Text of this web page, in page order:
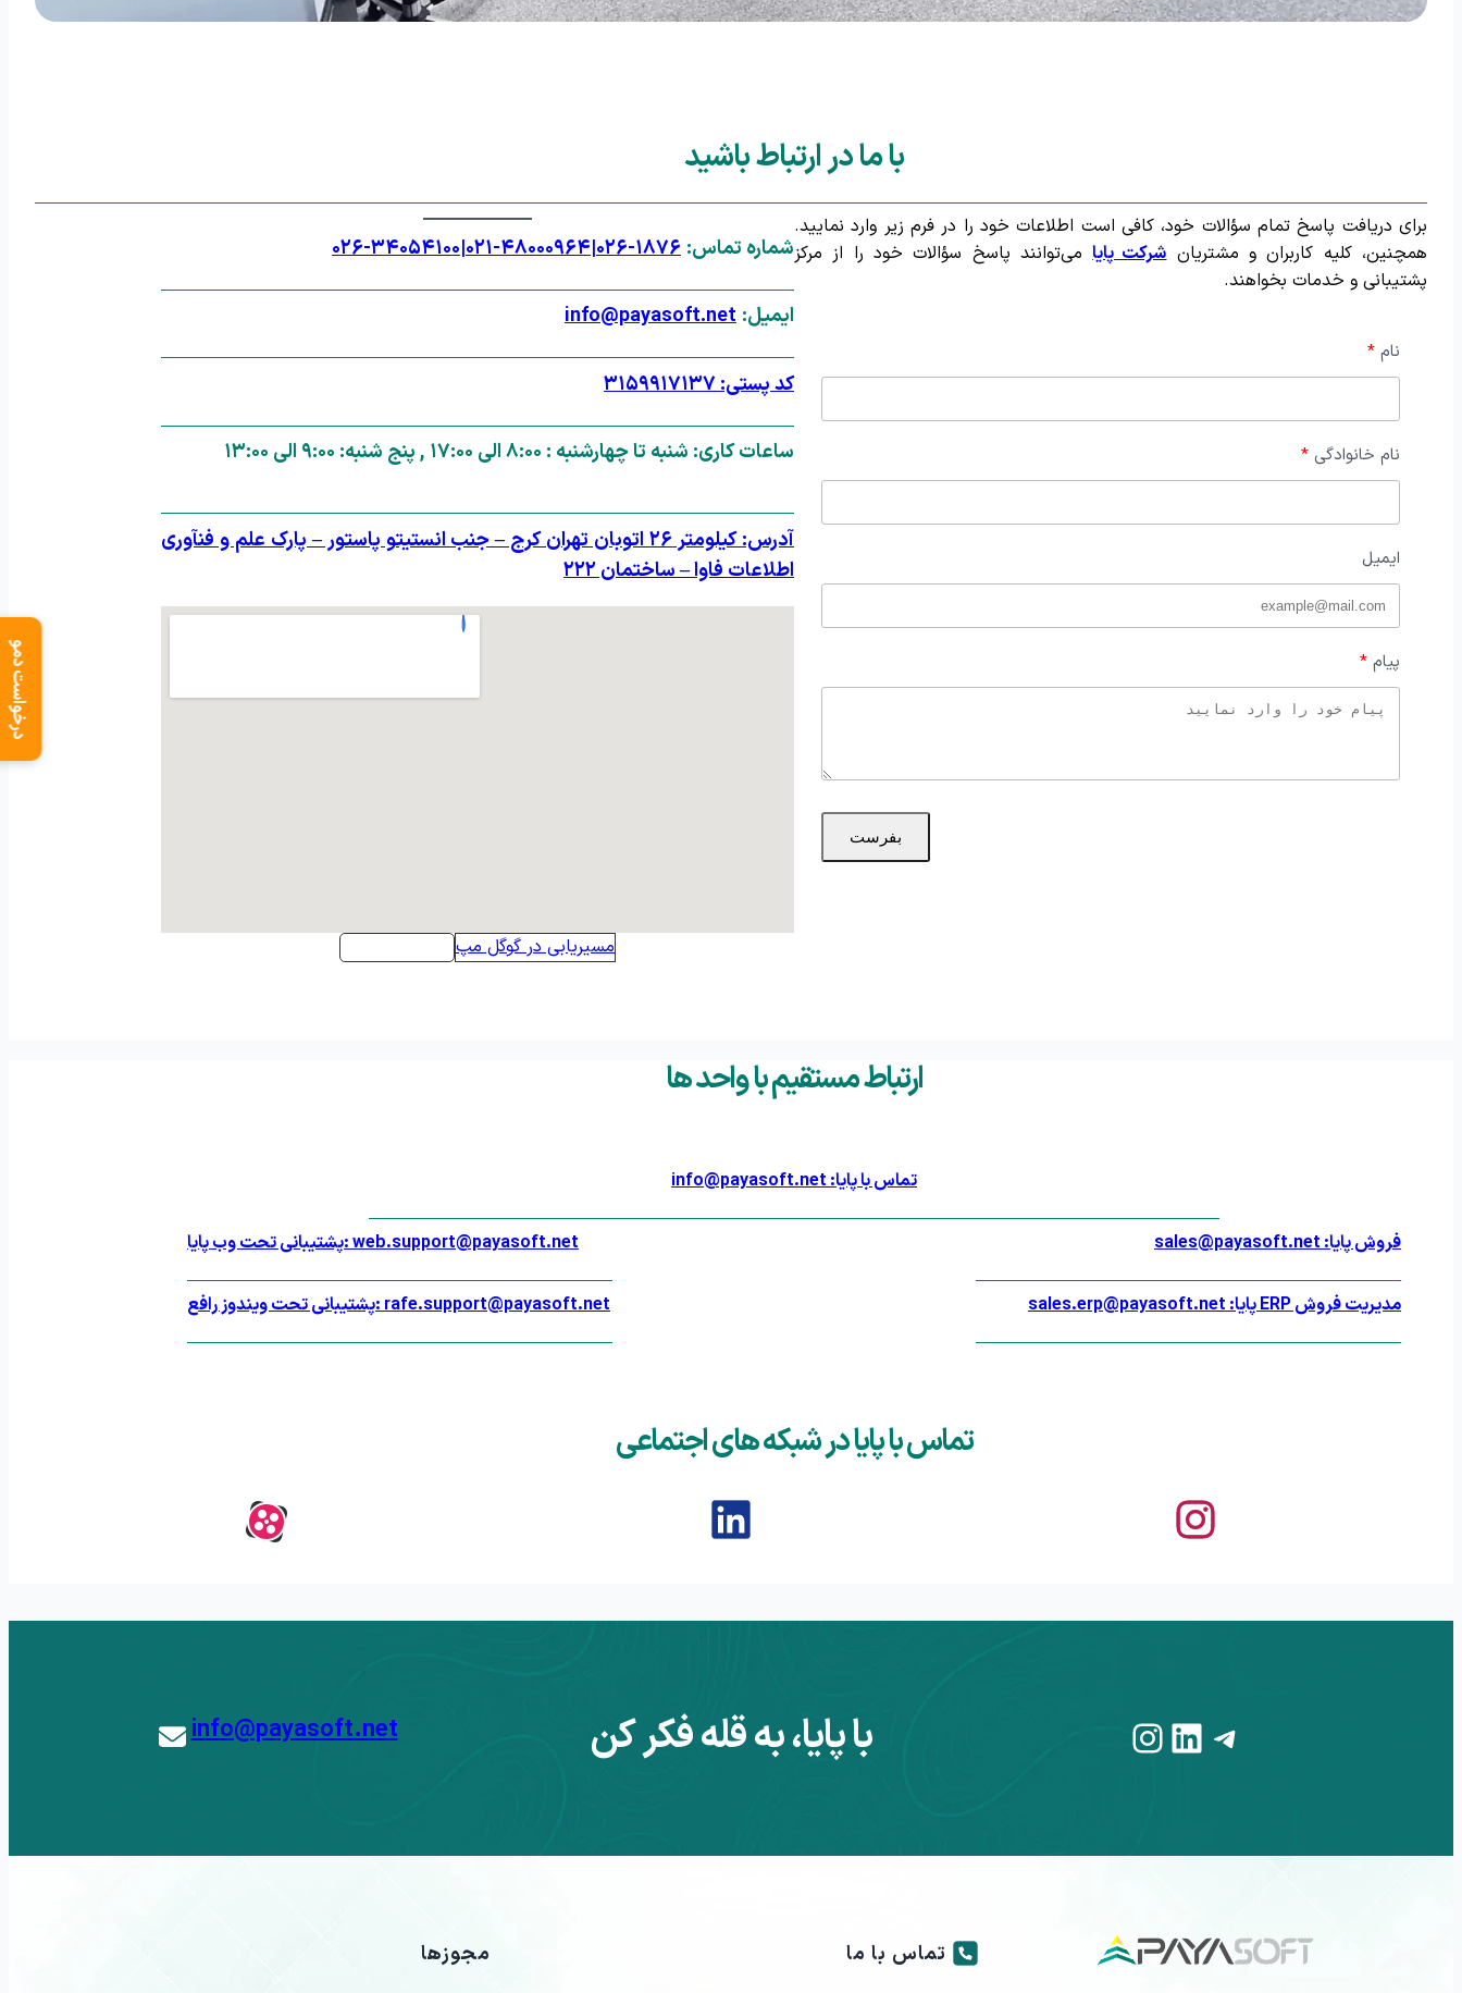
با ما در ارتباط باشید
برای دریافت پاسخ تمام سؤالات خود، کافی است اطلاعات خود را در فرم زیر وارد نمایید.
همچنین، کلیه کاربران و مشتریانشرکت پایامی‌توانند پاسخ سؤالات خود را از مرکز
پشتیبانی و خدمات بخواهند.
نام
نام خانوادگی
ایمیل
پیام
بفرست
شماره تماس: ۱۸۷۶-۰۲۶ |۰۲۱-۴۸۰۰۰۹۶۴|۰۲۶-۳۴۰۵۴۱۰۰
ایمیل: info@payasoft.net
کد پستی: ۳۱۵۹۹۱۷۱۳۷
ساعات کاری: شنبه تا چهارشنبه : ۸:۰۰ الی ۱۷:۰۰ , پنج شنبه: ۹:۰۰ الی ۱۳:۰۰
آدرس: کیلومتر ۲۶ اتوبان تهران کرج – جنب انستیتو پاستور – پارک علم و فنآوری
اطلاعات فاوا – ساختمان ۲۲۲
مسیریابی در گوگل مپ
ارتباط مستقیم با واحد ها
تماس با پایا: info@payasoft.net
فروش پایا: sales@payasoft.net
مدیریت فروش ERP پایا: sales.erp@payasoft.net
پشتیبانی تحت وب پایا: web.support@payasoft.net
پشتیبانی تحت ویندوز رافع: rafe.support@payasoft.net
تماس با پایا در شبکه های اجتماعی
Telegram
LinkedIn
Instagram با پایا، به قله فکر کن info@payasoft.net
تماس با ما مجوزها
درخواست دمو